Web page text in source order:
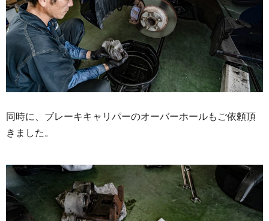
同時に、ブレーキキャリパーのオーバーホールもご依頼頂
きました。